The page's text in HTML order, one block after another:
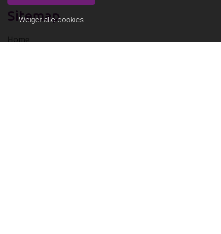
Sitemap
Home
Weiger alle cookies